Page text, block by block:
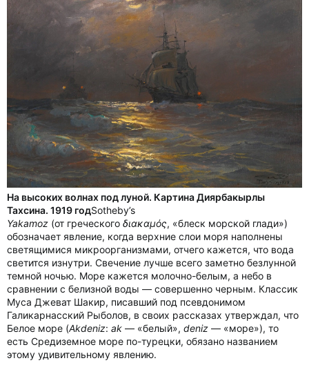
На высоких волнах под луной. Картина Диярбакырлы
Тахсина. 1919 годSotheby’s
Yakamoz (от греческого διακαμός, «блеск морской глади»)
обозначает явление, когда верхние слои моря наполнены
светящимися микроорганизмами, отчего кажется, что вода
светится изнутри. Свечение лучше всего заметно безлунной
темной ночью. Море кажется молочно-белым, а небо в
сравнении с белизной воды — совершенно черным. Классик
Муса Джеват Шакир, писавший под псевдонимом
Галикарнасский Рыболов, в своих рассказах утверждал, что
Белое море (Akdeniz: ak — «белый», deniz — «море»), то
есть Средиземное море по-турецки, обязано названием
этому удивительному явлению.